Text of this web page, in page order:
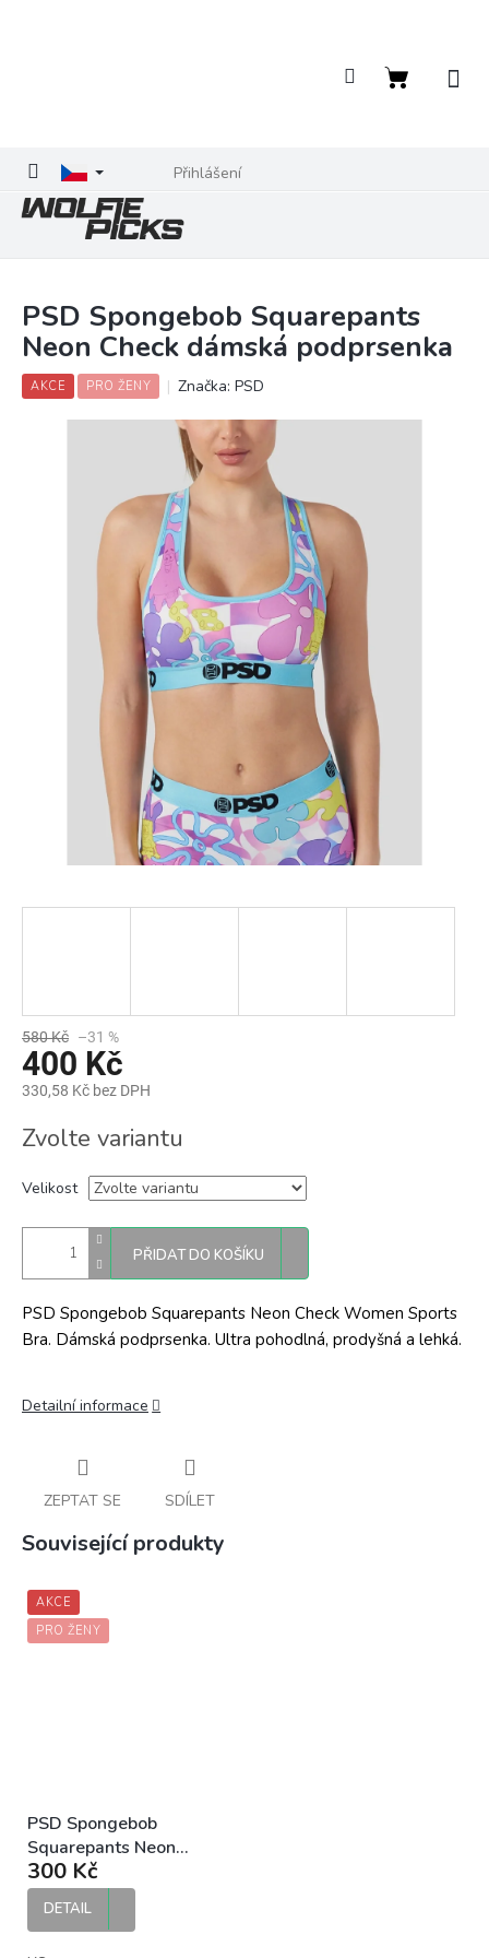
Přihlášení
Nákupní
PSD Spongebob Squarepants
Neon Check dámská podprsenka
AKCE PRO ŽENY Značka: PSD
580 Kč –31 %
400 Kč
330,58 Kč bez DPH
cena:
Zvolte variantu
Velikost
PŘIDAT DO KOŠÍKU
PSD Spongebob Squarepants Neon Check Women Sports
Bra. Dámská podprsenka. Ultra pohodlná, prodyšná a lehká.
Detailní informace
ZEPTAT SE SDÍLET
Související produkty
AKCE
PRO ŽENY
PSD Spongebob
Squarepants Neon
Check dámské kalhotky
300 Kč
DETAIL